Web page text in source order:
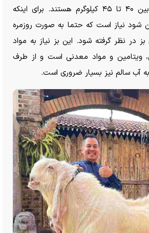
که بز‌های ماده کوتا بین ۴۰ تا ۴۵ کیلوگرم هستند. برای اینکه
نیاز است که حتما به صورت روزمره
در نظر گرفته شود. این بز نیاز به مواد
ویتامین و مواد معدنی است و از طرف
آب سالم نیز بسیار ضروری است.